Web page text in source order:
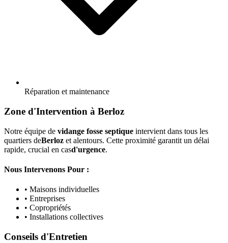
Réparation et maintenance
Zone d'Intervention à Berloz
Notre équipe de vidange fosse septique intervient dans tous les
quartiers deBerloz et alentours. Cette proximité garantit un délai
rapide, crucial en casd'urgence.
Nous Intervenons Pour :
• Maisons individuelles
• Entreprises
• Copropriétés
• Installations collectives
Conseils d'Entretien